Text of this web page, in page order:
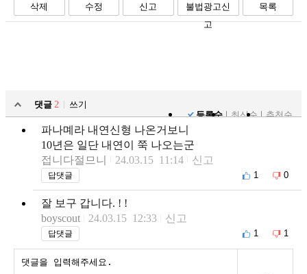
삭제 수정 신고
불법광고신
고
목록
댓글 2
쓰기
등록순
최신순 추천순
파나몌라 내연신형 나온거보니
10년은 일단 내연이 쭉 나오는군
접니다절므니
24.03.15 11:14 신고
답댓글 1 0
잘 보구 갑니다. ! !
boyscout
24.03.15 12:33 신고
답댓글 1 1